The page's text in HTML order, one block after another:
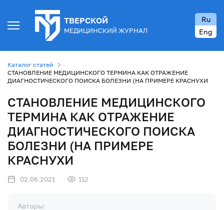
ТВЕРСКОЙ
МЕДИЦИНСКИЙ ЖУРНАЛ
Ru
Eng
Каталог статей
СТАНОВЛЕНИЕ МЕДИЦИНСКОГО ТЕРМИНА КАК ОТРАЖЕНИЕ
ДИАГНОСТИЧЕСКОГО ПОИСКА БОЛЕЗНИ (НА ПРИМЕРЕ КРАСНУХИ
СТАНОВЛЕНИЕ МЕДИЦИНСКОГО
ТЕРМИНА КАК ОТРАЖЕНИЕ
ДИАГНОСТИЧЕСКОГО ПОИСКА
БОЛЕЗНИ (НА ПРИМЕРЕ
КРАСНУХИ
02.06.2021 112
Авторы: